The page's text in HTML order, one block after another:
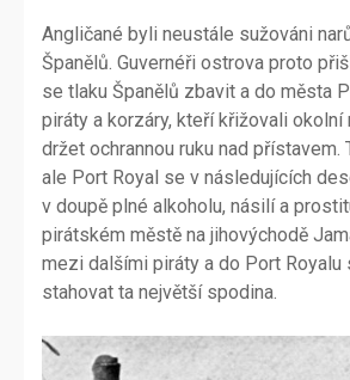
Angličané byli neustále sužováni
Španělů. Guvernéři ostrova proto
se tlaku Španělů zbavit a do města
piráty a korzáry, kteří křižovali okolní
držet ochrannou ruku nad přístavem.
ale Port Royal se v následujících
v doupě plné alkoholu, násilí a
pirátském městě na jihovýchodě
mezi dalšími piráty a do Port Royalu
stahovat ta největší spodina.